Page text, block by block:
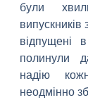
були
випускників
відпущені
полинули
надію
неодмінно